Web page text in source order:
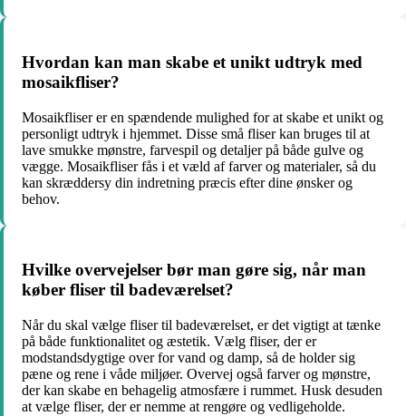
Hvordan kan man skabe et unikt udtryk med
mosaikfliser?
Mosaikfliser er en spændende mulighed for at skabe et unikt og
personligt udtryk i hjemmet. Disse små fliser kan bruges til at
lave smukke mønstre, farvespil og detaljer på både gulve og
vægge. Mosaikfliser fås i et væld af farver og materialer, så du
kan skræddersy din indretning præcis efter dine ønsker og
behov.
Hvilke overvejelser bør man gøre sig, når man
køber fliser til badeværelset?
Når du skal vælge fliser til badeværelset, er det vigtigt at tænke
på både funktionalitet og æstetik. Vælg fliser, der er
modstandsdygtige over for vand og damp, så de holder sig
pæne og rene i våde miljøer. Overvej også farver og mønstre,
der kan skabe en behagelig atmosfære i rummet. Husk desuden
at vælge fliser, der er nemme at rengøre og vedligeholde.